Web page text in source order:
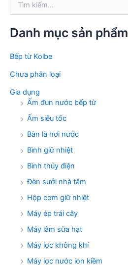
:
k
i
m
Danh mục sản phẩm
Bếp từ Kolbe
Chưa phân loại
Gia dụng
Ấm đun nước bếp từ
Ấm siêu tốc
Bàn là hơi nước
Bình giữ nhiệt
Bình thủy điện
Đèn sưởi nhà tắm
Hộp cơm giữ nhiệt
Máy ép trái cây
Máy làm sữa hạt
Máy lọc không khí
Máy lọc nước ion kiềm